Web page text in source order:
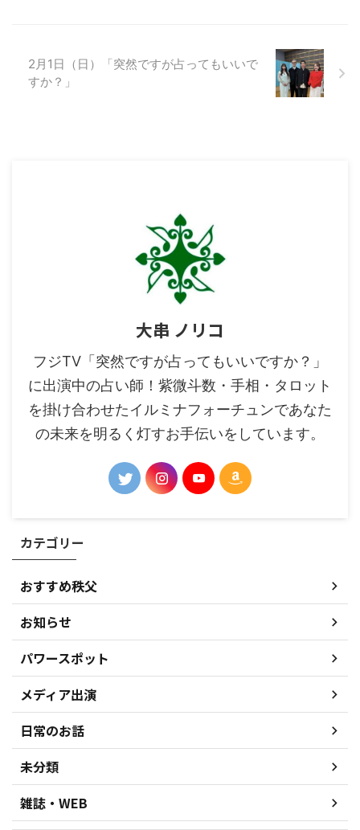
2月1日（日）「突然ですが占ってもいいで
すか？」
大串 ノリコ
フジTV「突然ですが占ってもいいですか？」
に出演中の占い師！紫微斗数・手相・タロット
を掛け合わせたイルミナフォーチュンであなた
の未来を明るく灯すお手伝いをしています。
カテゴリー
おすすめ秩父
お知らせ
パワースポット
メディア出演
日常のお話
未分類
雑誌・WEB